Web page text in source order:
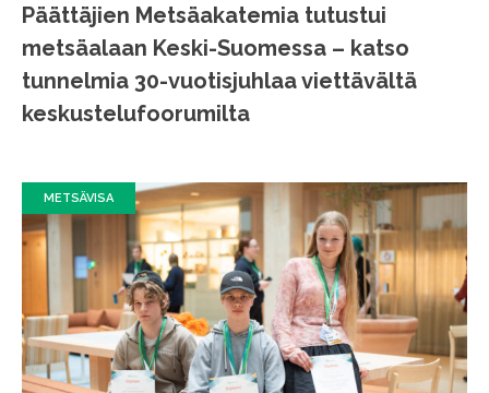
Päättäjien Metsäakatemia tutustui
metsäalaan Keski-Suomessa – katso
tunnelmia 30-vuotisjuhlaa viettävältä
keskustelufoorumilta
METSÄVISA